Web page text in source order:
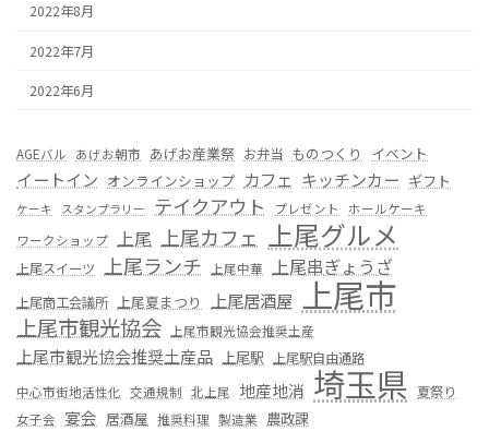
2022年8月
2022年7月
2022年6月
AGEバル あげお朝市 あげお産業祭 お弁当 ものつくり イベント
イートイン オンラインショップ カフェ キッチンカー ギフト
ケーキ スタンプラリー テイクアウト プレゼント
ホールケーキ
ワークショップ 上尾 上尾カフェ 上尾グルメ
上尾スイーツ 上尾ランチ 上尾中華 上尾串ぎょうざ
上尾商工会議所 上尾夏まつり 上尾居酒屋 上尾市
上尾市観光協会 上尾市観光協会推奨土産
上尾市観光協会推奨土産品 上尾駅 上尾駅自由通路
中心市街地活性化 交通規制 北上尾 地産地消 埼玉県 夏祭り
女子会 宴会 居酒屋 推奨料理 製造業 農政課